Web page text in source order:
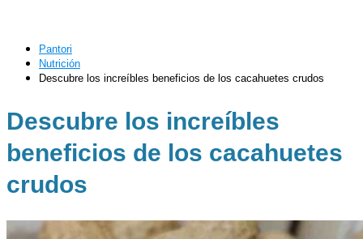
Pantori
Nutrición
Descubre los increíbles beneficios de los cacahuetes crudos
Descubre los increíbles
beneficios de los cacahuetes
crudos